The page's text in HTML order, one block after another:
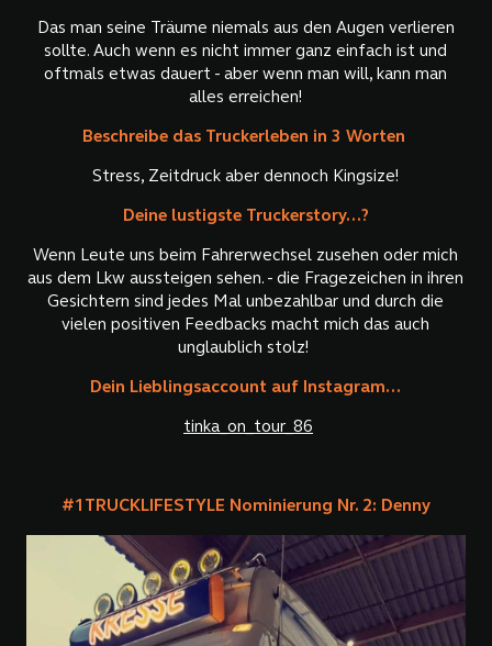
Das man seine Träume niemals aus den Augen verlieren
sollte. Auch wenn es nicht immer ganz einfach ist und
oftmals etwas dauert - aber wenn man will, kann man
alles erreichen!
Beschreibe das Truckerleben in 3 Worten
Stress, Zeitdruck aber dennoch Kingsize!
Deine lustigste Truckerstory...?
Wenn Leute uns beim Fahrerwechsel zusehen oder mich
aus dem Lkw aussteigen sehen. - die Fragezeichen in ihren
Gesichtern sind jedes Mal unbezahlbar und durch die
vielen positiven Feedbacks macht mich das auch
unglaublich stolz!
Dein Lieblingsaccount auf Instagram...
tinka_on_tour_86
#1TRUCKLIFESTYLE Nominierung Nr. 2: Denny